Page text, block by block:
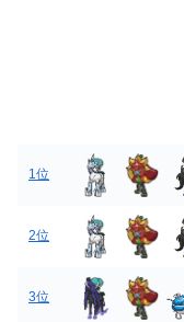
1位
2位
3位